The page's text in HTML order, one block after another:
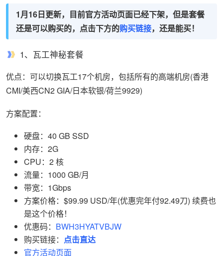
1月16日更新，目前官方活动页面已经下架，但是套餐
还是可以购买的，点击下方的购买链接，还是能买！
1、瓦工神秘套餐
优点：可以切换瓦工17个机房，包括所有的高端机房(香港
CMI/美西CN2 GIA/日本软银/荷兰9929)
方案配置：
硬盘：40 GB SSD
内存：2G
CPU：2 核
流量：1000 GB/月
带宽：1Gbps
方案价格：$99.99 USD/年(优惠完年付92.49刀) 续费也
是这个价格！
优惠码： BWH3HYATVBJW
购买链接： 点击直达
官方活动页面